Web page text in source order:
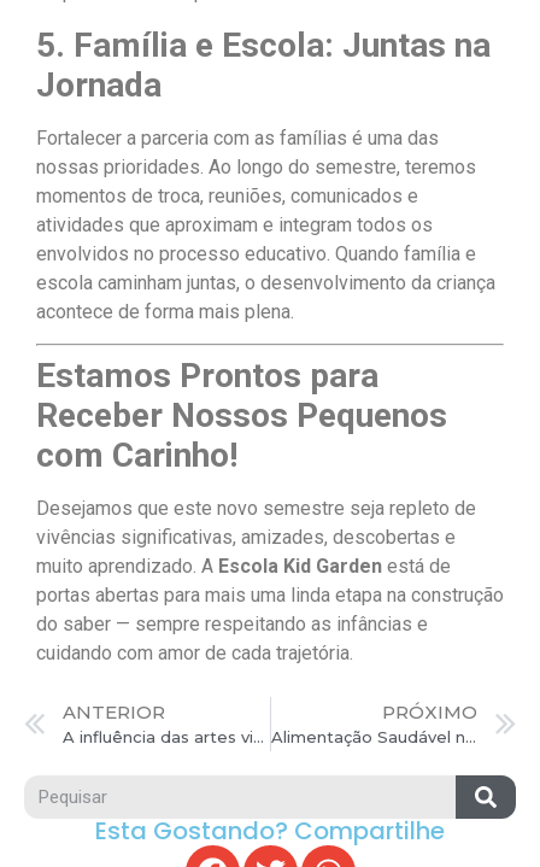
5. Família e Escola: Juntas na
Jornada
Fortalecer a parceria com as famílias é uma das
nossas prioridades. Ao longo do semestre, teremos
momentos de troca, reuniões, comunicados e
atividades que aproximam e integram todos os
envolvidos no processo educativo. Quando família e
escola caminham juntas, o desenvolvimento da criança
acontece de forma mais plena.
Estamos Prontos para
Receber Nossos Pequenos
com Carinho!
Desejamos que este novo semestre seja repleto de
vivências significativas, amizades, descobertas e
muito aprendizado. A Escola Kid Garden está de
portas abertas para mais uma linda etapa na construção
do saber — sempre respeitando as infâncias e
cuidando com amor de cada trajetória.
ANTERIOR
A influência das artes visuais na moda e no design.
PRÓXIMO
Alimentação Saudável na Infância: Dicas, Cardápio e Como Incentivar Bons Hábitos Alimentares
Esta Gostando? Compartilhe